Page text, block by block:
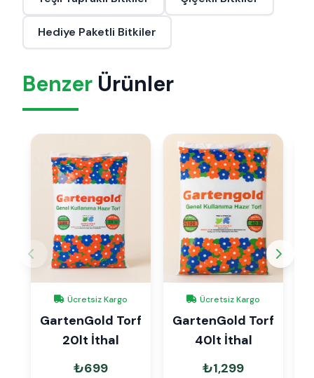
Hediye Paketli Bitkiler
Benzer Ürünler
Ücretsiz Kargo
GartenGold Torf
20lt İthal
₺699
Ücretsiz Kargo
GartenGold Torf
40lt İthal
₺1,299